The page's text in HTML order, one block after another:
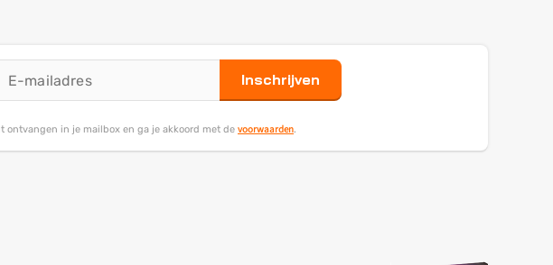
Inschrijven
in je mailbox en ga je akkoord met de voorwaarden.